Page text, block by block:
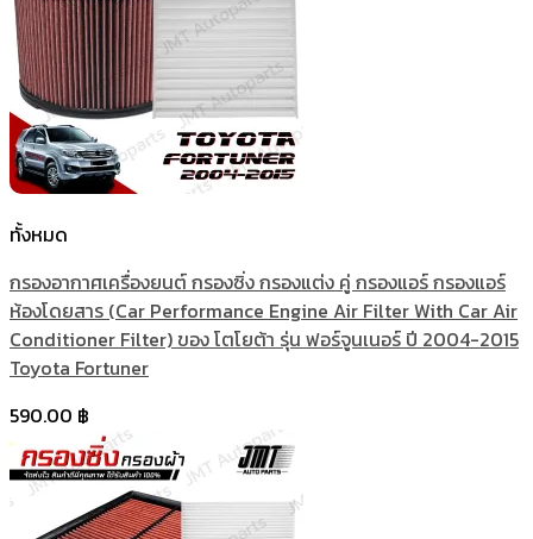
ทั้งหมด
กรองอากาศเครื่องยนต์ กรองซิ่ง กรองแต่ง คู่ กรองแอร์ กรองแอร์
ห้องโดยสาร (Car Performance Engine Air Filter With Car Air
Conditioner Filter) ของ โตโยต้า รุ่น ฟอร์จูนเนอร์ ปี 2004-2015
Toyota Fortuner
590.00 ฿